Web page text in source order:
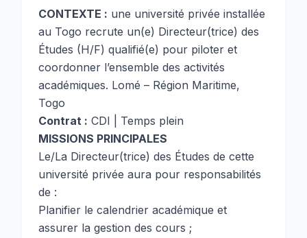
CONTEXTE : une université privée installée
au Togo recrute un(e) Directeur(trice) des
Études (H/F) qualifié(e) pour piloter et
coordonner l’ensemble des activités
académiques. Lomé – Région Maritime,
Togo
Contrat : CDI | Temps plein
MISSIONS PRINCIPALES
Le/La Directeur(trice) des Études de cette
université privée aura pour responsabilités
de :
Planifier le calendrier académique et
assurer la gestion des cours ;